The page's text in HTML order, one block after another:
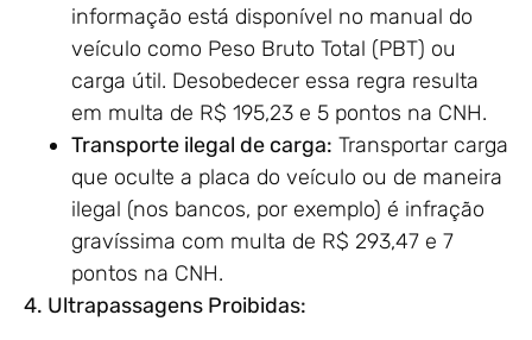
informação está disponível no manual do
veículo como Peso Bruto Total (PBT) ou
carga útil. Desobedecer essa regra resulta
em multa de R$ 195,23 e 5 pontos na CNH.
Transporte ilegal de carga: Transportar carga
que oculte a placa do veículo ou de maneira
ilegal (nos bancos, por exemplo) é infração
gravíssima com multa de R$ 293,47 e 7
pontos na CNH.
4. Ultrapassagens Proibidas: